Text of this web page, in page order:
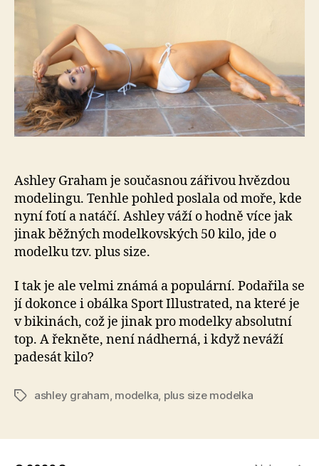
Ashley Graham je současnou zářivou hvězdou
modelingu. Tenhle pohled poslala od moře, kde
nyní fotí a natáčí. Ashley váží o hodně více jak
jinak běžných modelkovských 50 kilo, jde o
modelku tzv. plus size.
I tak je ale velmi známá a populární. Podařila se
jí dokonce i obálka Sport Illustrated, na které je
v bikinách, což je jinak pro modelky absolutní
top. A řekněte, není nádherná, i když neváží
padesát kilo?
Štítkyashley graham, modelka, plus size modelka